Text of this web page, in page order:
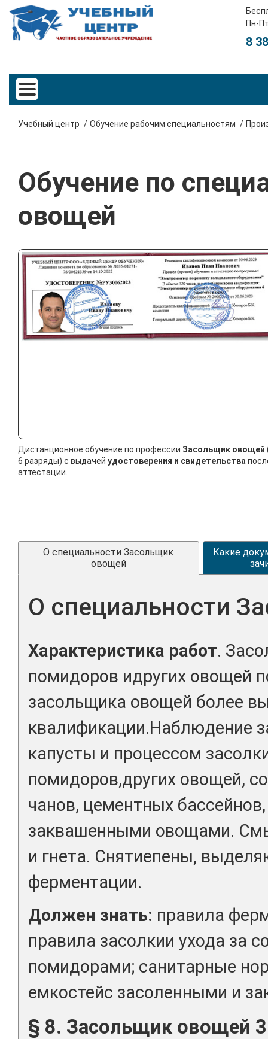
Пн-
8
Учебный центр Обучение рабочим специальностям
Обучение по
овощей
Дистанционное обучение по профессии Засольщик овощей
6 разряды) с выдачей удостоверения и свидетельства
аттестации.
О специальности Засольщик
овощей
Какие
О специальности
Характеристика работ.
помидоров идругих овощей
засольщика овощей более
квалификации.Наблюдение
капусты и процессом
помидоров,других овощей,
чанов, цементных
заквашенными овощами.
и гнета. Снятиепены,
ферментации.
Должен знать: правила
правила засолкии ухода за
помидорами; санитарные
емкостейс засоленными и
§ 8. Засольщик овощей